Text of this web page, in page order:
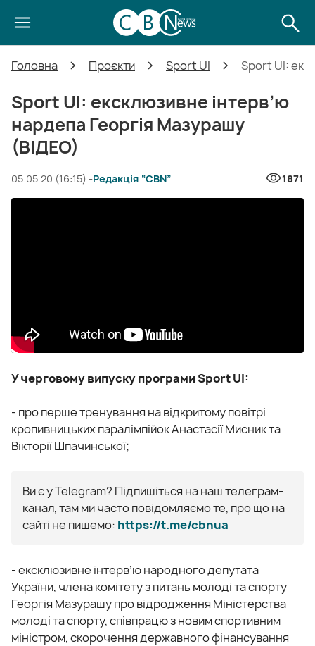
Головна Проєкти Sport UI Sport UI:
Sport UI: ексклюзивне інтерв’ю
нардепа Георгія Мазурашу
(ВІДЕО)
05.05.20 (16:15) -Редакція “CBN” 1871
У черговому випуску програми Sport UI:
- про перше тренування на відкритому повітрі
кропивницьких паралімпійок Анастасії Мисник та
Вікторії Шпачинської;
Ви є у Telegram? Підпишіться на наш телеграм-
канал, там ми часто повідомляємо те, про що на
сайті не пишемо: https://t.me/cbnua
- ексклюзивне інтерв’ю народного депутата
України, члена комітету з питань молоді та спорту
Георгія Мазурашу про відродження Міністерства
молоді та спорту, співпрацю з новим спортивним
міністром, скорочення державного фінансування